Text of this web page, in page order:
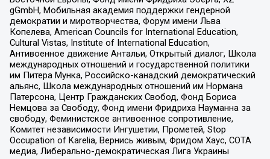
gGmbH, Мобильная академия поддержки гендерной
демократии и миротворчества, Форум имени Льва
Копелева, American Councils for International Education,
Cultural Vistas, Institute of International Education,
Антивоенное движение Антальи, Открытый диалог, Школа
международных отношений и государственной политики
им Питера Мунка, Российско-канадский демократический
альянс, Школа международных отношений им Нормана
Патерсона, Центр Гражданских Свобод, Фонд Бориса
Немцова за Свободу, Фонд имени Фридриха Науманна за
свободу, Феминистское антивоенное сопротивление,
Комитет независимости Ингушетии, Прометей, Stop
Occupation of Karelia, Вернись живым, Фридом Хаус, СОТА
медиа, Либерально-демократическая Лига Украины